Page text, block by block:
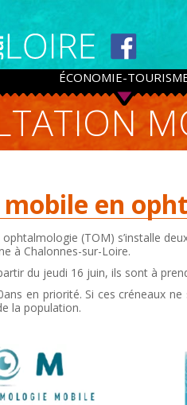
ÉCONOMIE-
en
(TOM) s’installe
à Chalonnes-sur-Loire.
du jeudi 16 juin, ils sont à
en priorité. Si ces créneaux
la population.